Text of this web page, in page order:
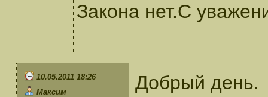
Закона нет.С
10.05.2011 18:26
Максим
Добрый день.